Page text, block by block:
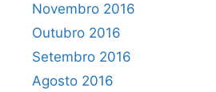
Novembro 2016
Outubro 2016
Setembro 2016
Agosto 2016